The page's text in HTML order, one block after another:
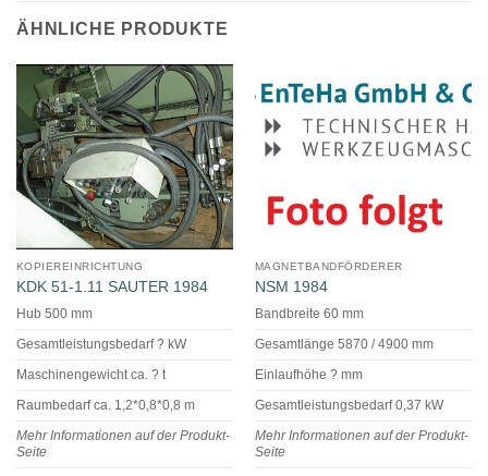
ÄHNLICHE PRODUKTE
KOPIEREINRICHTUNG
KDK 51-1.11 SAUTER 1984
Hub 500 mm
Gesamtleistungsbedarf ? kW
Maschinengewicht ca. ? t
Raumbedarf ca. 1,2*0,8*0,8 m
Mehr Informationen auf der Produkt-
Seite
MAGNETBANDFÖRDERER
NSM 1984
Bandbreite 60 mm
Gesamtlänge 5870 / 4900 mm
Einlaufhöhe ? mm
Gesamtleistungsbedarf 0,37 kW
Mehr Informationen auf der Produkt-
Seite